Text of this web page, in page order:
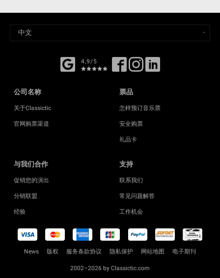
4,9/5
公司名称
关于Classictic
官网购票渠道
票品
怎样预订音乐票
安全购票
礼品卡
与我们合作
促销您的演出
分销联盟
经验
支持
联系我们
常见问题解答
工作机会
News 版权 服务条款协议 隐私保护 网站地图 电子期刊
2002–2026 by Classictic.com